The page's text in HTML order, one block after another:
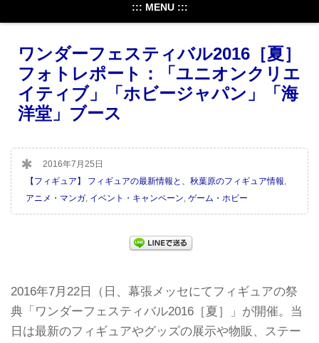
::: MENU :::
ワンダーフェスティバル2016［夏］
フォトレポート：「ユニオンクリエ
イティブ」「ホビージャパン」「海
洋堂」ブース
2016年7月25日
【フィギュア】 フィギュアの最新情報と、秋葉原のフィギュア情報
アニメ・マンガ イベント・キャンペーン ゲーム・ホビー
2016年7月22日（日、幕張メッセにてフィギュアの祭
典「ワンダーフェスティバル2016［夏］」が開催。当
日は最新のフィギュアやグッズの展示や物販、ステー